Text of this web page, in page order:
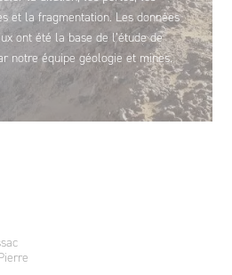
et la fragmentation. Les données
ont été la base de l’étude de
notre équipe géologie et mines.